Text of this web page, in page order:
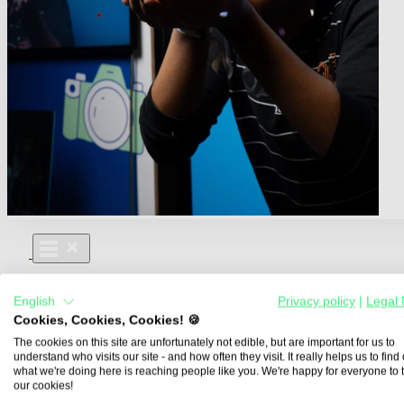
Aus- und Weiterbildungen
Für Lehre & Ausbildung
Media For You
Über Uns
English Privacy policy
Legal
Cookies, Cookies, Cookies! 🍪
The cookies on this site are unfortunately not edible, but are important for us to
understand who visits our site - and how often they visit. It really helps us to find
what we're doing here is reaching people like you. We're happy for everyone to
our cookies!